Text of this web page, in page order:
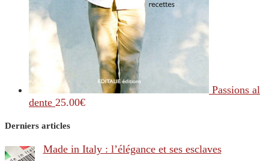
Passions al
dente 25.00€
Derniers articles
Made in Italy : l’élégance et ses esclaves